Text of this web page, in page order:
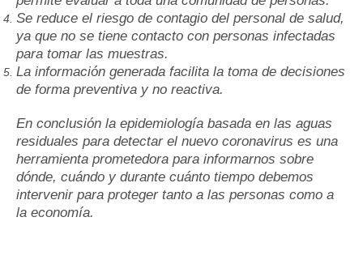
Se reduce el riesgo de contagio del personal de salud,
ya que no se tiene contacto con personas infectadas
para tomar las muestras.
La información generada facilita la toma de decisiones
de forma preventiva y no reactiva.
En conclusión la epidemiología basada en las aguas
residuales para detectar el nuevo coronavirus es una
herramienta prometedora para informarnos sobre
dónde, cuándo y durante cuánto tiempo debemos
intervenir para proteger tanto a las personas como a
la economía.